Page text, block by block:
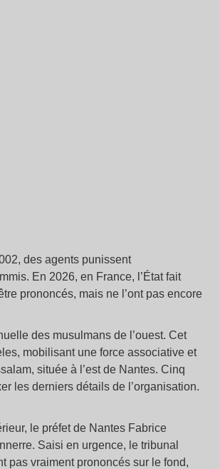
des agents punissent
En 2026, en France, l’État fait
prononcés, mais ne l’ont pas encore
des musulmans de l’ouest. Cet
mobilisant une force associative et
située à l’est de Nantes. Cinq
les derniers détails de l’organisation.
le préfet de Nantes Fabrice
Saisi en urgence, le tribunal
pas vraiment prononcés sur le fond,